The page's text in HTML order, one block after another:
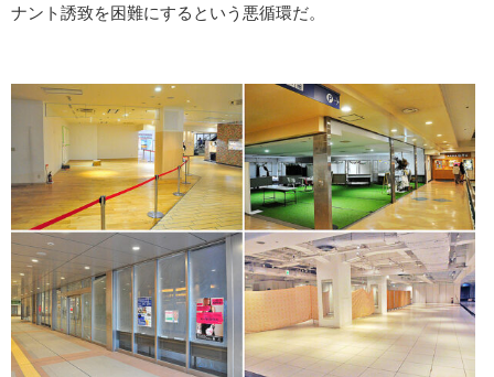
ナント誘致を困難にするという悪循環だ。